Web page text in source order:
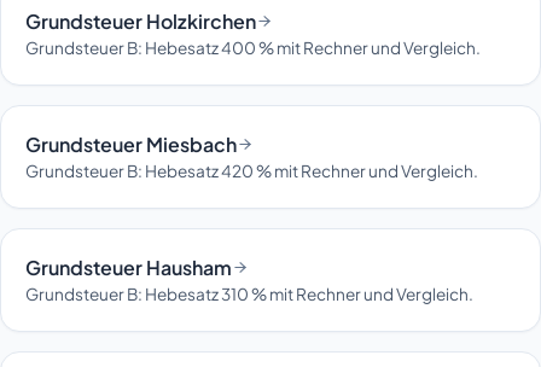
Grundsteuer Holzkirchen
Grundsteuer B: Hebesatz 400 % mit Rechner und Vergleich.
Grundsteuer Miesbach
Grundsteuer B: Hebesatz 420 % mit Rechner und Vergleich.
Grundsteuer Hausham
Grundsteuer B: Hebesatz 310 % mit Rechner und Vergleich.